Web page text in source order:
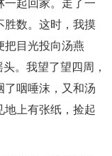
一起回家。走了一
胜数。这时，我摸
把目光投向汤燕
。我望了望四周，
了咽唾沫，又和汤
地上有张纸，捡起